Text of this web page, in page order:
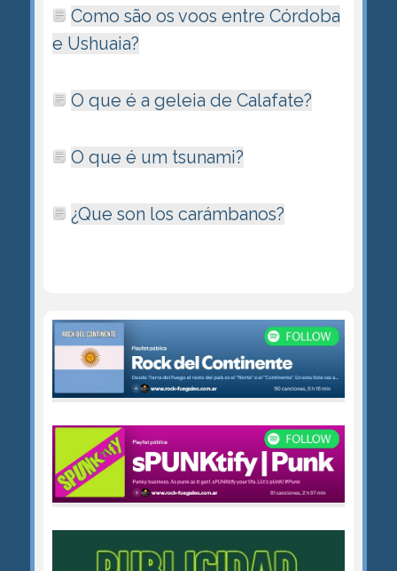
Como são os voos entre Córdoba
e Ushuaia?
O que é a geleia de Calafate?
O que é um tsunami?
¿Que son los carámbanos?